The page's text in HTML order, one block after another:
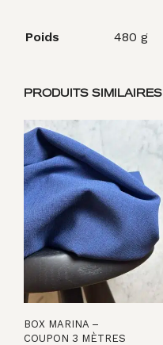
Poids 480 g
PRODUITS SIMILAIRES
BOX MARINA –
COUPON 3 MÈTRES